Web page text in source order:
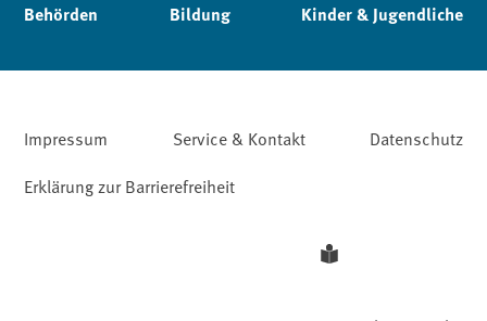
Behörden Bildung Kinder & Jugendliche
Impressum Service & Kontakt
Datenschutz
Erklärung zur Barrierefreiheit